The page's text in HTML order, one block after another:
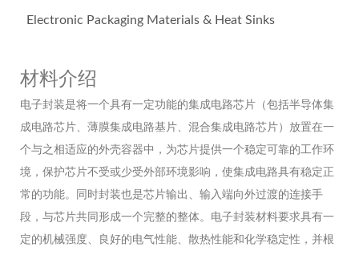
Electronic Packaging Materials & Heat Sinks
材料介绍
电子封装是将一个具有一定功能的集成电路芯片（包括半导体集
成电路芯片、薄膜集成电路基片、混合集成电路芯片）放置在一
个与之相适应的外壳容器中，为芯片提供一个稳定可靠的工作环
境，保护芯片不受或少受外部环境影响，使集成电路具有稳定正
常的功能。同时封装也是芯片输出、输入端向外过渡的连接手
段，与芯片共同形成一个完整的整体。电子封装材料要求具有一
定的机械强度、良好的电气性能、散热性能和化学稳定性，并根